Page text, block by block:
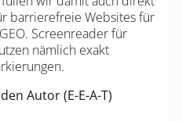
barrierefreie Websites für
. Screenreader für
nämlich exakt
Autor (E-E-A-T)